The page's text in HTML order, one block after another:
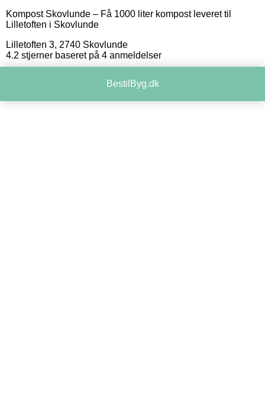
Kompost Skovlunde – Få 1000 liter kompost leveret til
Lilletoften i Skovlunde
Lilletoften 3, 2740 Skovlunde
4.2 stjerner baseret på 4 anmeldelser
BestilByg.dk